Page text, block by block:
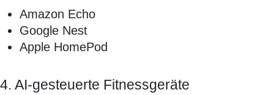
Amazon Echo
Google Nest
Apple HomePod
4. AI-gesteuerte Fitnessgeräte